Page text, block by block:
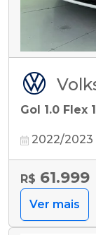
Gol 1.0 Flex
2022/2023
R$ 61.999
Ver mais